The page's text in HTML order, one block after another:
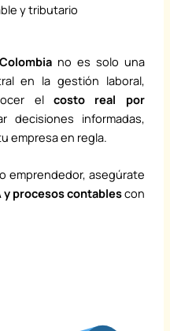
y tributario
no es solo una
en la gestión laboral,
el costo real por
decisiones informadas,
empresa en regla.
emprendedor, asegúrate
y procesos contablescon